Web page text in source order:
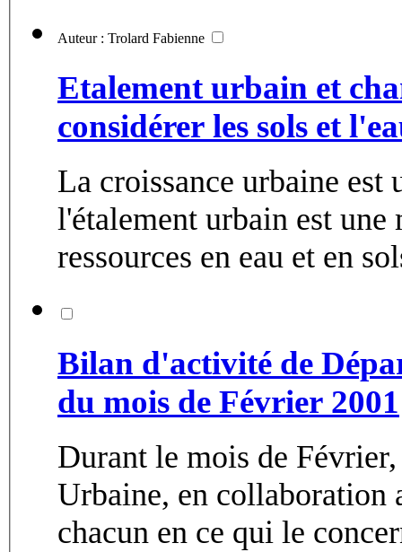
Auteur : Trolard Fabienne
Etalement urbain et
considérer les sols et
La croissance urbaine
l'étalement urbain est une
ressources en eau et en
Bilan d'activité de
du mois de Février 2001
Durant le mois de
Urbaine, en collaboration
chacun en ce qui le